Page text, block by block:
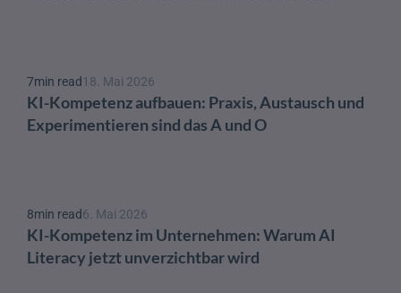
7min read18. Mai 2026
KI-Kompetenz aufbauen: Praxis, Austausch und
Experimentieren sind das A und O
8min read6. Mai 2026
KI-Kompetenz im Unternehmen: Warum AI
Literacy jetzt unverzichtbar wird